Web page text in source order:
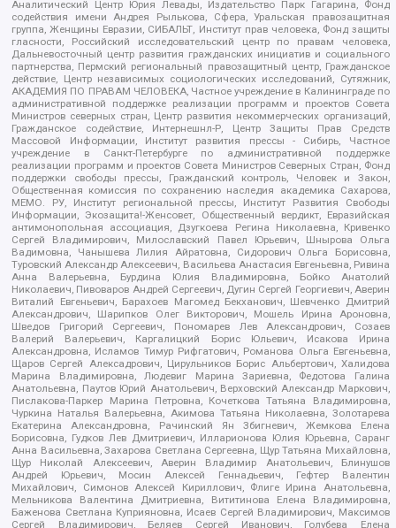
Аналитический Центр Юрия Левады, Издательство Парк Гагарина, Фонд
содействия имени Андрея Рылькова, Сфера, Уральская правозащитная
группа, Женщины Евразии, СИБАЛЬТ, Институт прав человека, Фонд защиты
гласности, Российский исследовательский центр по правам человека,
Дальневосточный центр развития гражданских инициатив и социального
партнерства, Пермский региональный правозащитный центр, Гражданское
действие, Центр независимых социологических исследований, Сутяжник,
АКАДЕМИЯ ПО ПРАВАМ ЧЕЛОВЕКА, Частное учреждение в Калининграде по
административной поддержке реализации программ и проектов Совета
Министров северных стран, Центр развития некоммерческих организаций,
Гражданское содействие, Интернешнл-Р, Центр Защиты Прав Средств
Массовой Информации, Институт развития прессы - Сибирь, Частное
учреждение в Санкт-Петербурге по административной поддержке
реализации программ и проектов Совета Министров Северных Стран, Фонд
поддержки свободы прессы, Гражданский контроль, Человек и Закон,
Общественная комиссия по сохранению наследия академика Сахарова,
МЕМО. РУ, Институт региональной прессы, Институт Развития Свободы
Информации, Экозащита!-Женсовет, Общественный вердикт, Евразийская
антимонопольная ассоциация, Дзугкоева Регина Николаевна, Кривенко
Сергей Владимирович, Милославский Павел Юрьевич, Шнырова Ольга
Вадимовна, Чанышева Лилия Айратовна, Сидорович Ольга Борисовна,
Туровский Александр Алексеевич, Васильева Анастасия Евгеньевна, Ривина
Анна Валерьевна, Бурдина Юлия Владимировна, Бойко Анатолий
Николаевич, Пивоваров Андрей Сергеевич, Дугин Сергей Георгиевич, Аверин
Виталий Евгеньевич, Барахоев Магомед Бекханович, Шевченко Дмитрий
Александрович, Шарипков Олег Викторович, Мошель Ирина Ароновна,
Шведов Григорий Сергеевич, Пономарев Лев Александрович, Созаев
Валерий Валерьевич, Каргалицкий Борис Юльевич, Исакова Ирина
Александровна, Исламов Тимур Рифгатович, Романова Ольга Евгеньевна,
Щаров Сергей Алексадрович, Цирульников Борис Альбертович, Халидова
Марина Владимировна, Людевиг Марина Зариевна, Федотова Галина
Анатольевна, Паутов Юрий Анатольевич, Верховский Александр Маркович,
Пислакова-Паркер Марина Петровна, Кочеткова Татьяна Владимировна,
Чуркина Наталья Валерьевна, Акимова Татьяна Николаевна, Золотарева
Екатерина Александровна, Рачинский Ян Збигневич, Жемкова Елена
Борисовна, Гудков Лев Дмитриевич, Илларионова Юлия Юрьевна, Саранг
Анна Васильевна, Захарова Светлана Сергеевна, Щур Татьяна Михайловна,
Щур Николай Алексеевич, Аверин Владимир Анатольевич, Блинушов
Андрей Юрьевич, Мосин Алексей Геннадьевич, Гефтер Валентин
Михайлович, Симонов Алексей Кириллович, Флиге Ирина Анатольевна,
Мельникова Валентина Дмитриевна, Вититинова Елена Владимировна,
Баженова Светлана Куприяновна, Исаев Сергей Владимирович, Максимов
Сергей Владимирович, Беляев Сергей Иванович, Голубева Елена